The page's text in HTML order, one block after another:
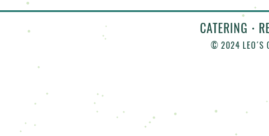
© 2024 LEO´S
CATERING •